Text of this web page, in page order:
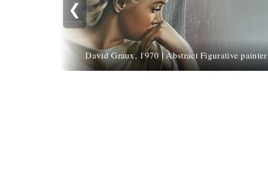
❮
David Graux, 1970 | Abstract Figurative painter